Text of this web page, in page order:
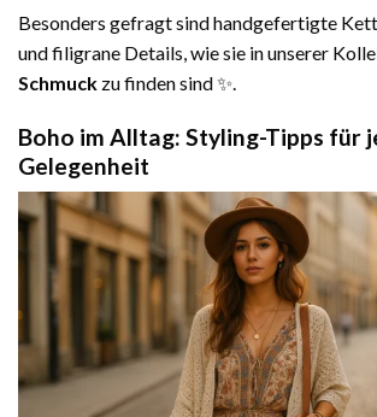
Besonders gefragt sind handgefertigte
und filigrane Details, wie sie in unserer
Schmuck zu finden sind ✨.
Boho im Alltag: Styling-Tipps für
Gelegenheit